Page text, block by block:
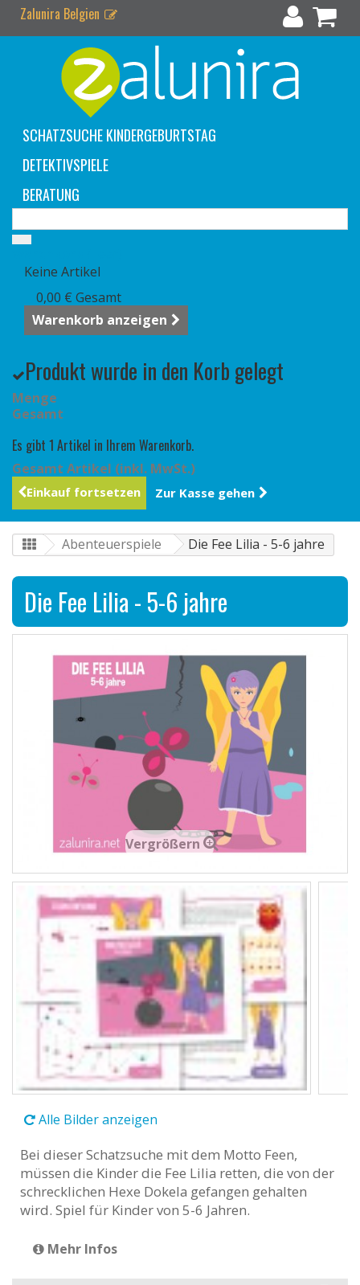
Zalunira Belgien
SCHATZSUCHE KINDERGEBURTSTAG
DETEKTIVSPIELE
BERATUNG
Keine Artikel
0,00 € Gesamt
Warenkorb anzeigen
Produkt wurde in den Korb gelegt
Menge
Gesamt
Es gibt 1 Artikel in Ihrem Warenkorb.
Gesamt Artikel (inkl. MwSt.)
Einkauf fortsetzen Zur Kasse gehen
Abenteuerspiele Die Fee Lilia - 5-6 jahre
Die Fee Lilia - 5-6 jahre
Vergrößern
Alle Bilder anzeigen
Bei dieser Schatzsuche mit dem Motto Feen,
müssen die Kinder die Fee Lilia retten, die von der
schrecklichen Hexe Dokela gefangen gehalten
wird. Spiel für Kinder von 5-6 Jahren.
Mehr Infos